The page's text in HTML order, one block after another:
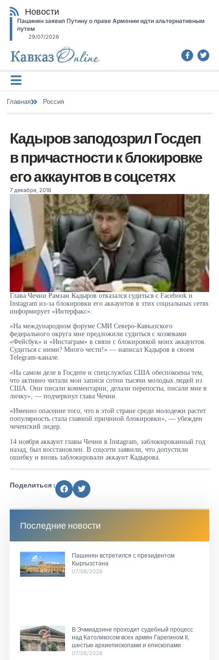
Новости
Пашинян заявил Путину о праве Армении идти альтернативным
путем
29/07/2026
Главная Россия
Кадыров заподозрил Госдеп
в причастности к блокировке
его аккаунтов в соцсетях
7 декабря, 2018
Глава Чечни Рамзан Кадыров отказался судиться с Facebook и
Instagram из-за блокировки его аккаунтов в этих социальных сетях
информирует «Интерфакс».
«На международном форуме СМИ Северо-Кавказского
федерального округа мне предложили судиться с хозяевами
«Фейсбук» и «Инстаграм» в связи с блокировкой моих аккаунтов.
Судиться с ними? Много чести!» — написал Кадыров в своем
Telegram-канале.
«На самом деле в Госдепе и спецслужбах США обеспокоены тем,
что активно читали мои записи сотни тысячи молодых людей из
США. Они писали комментарии, делали перепосты, писали мне в
личку», — подчеркнул глава Чечни.
«Именно опасение того, что в этой стране среди молодежи растет
популярность стала главной причиной блокировки», — убежден
чеченский лидер.
14 ноября аккаунт главы Чечни в Instagram, заблокированный год
назад, был восстановлен. В соцсети заявили, что допустили
ошибку и вновь заблокировали аккаунт Кадырова.
Поделиться :
Последние новости
Пашинян встретился с президентом
Кыргызстана
07/08/2026
В Эчмиадзине проходит судебный процесс
над Католикосом всех армян Гарегином II,
шестью архиепископами и епископами
07/08/2026